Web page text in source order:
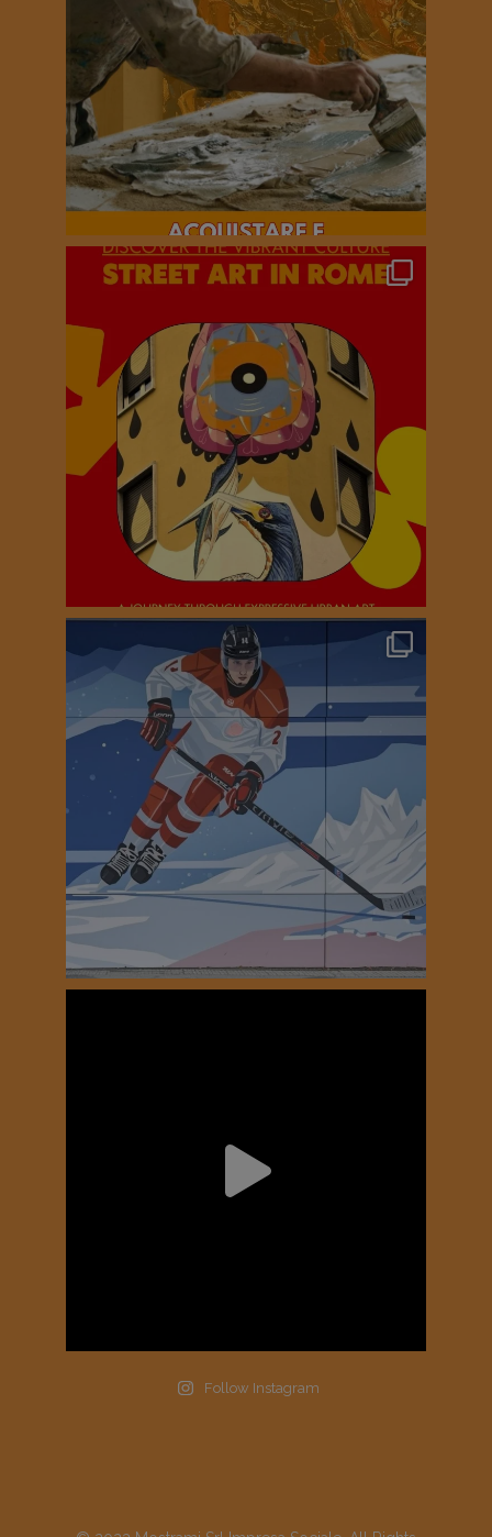
Follow Instagram